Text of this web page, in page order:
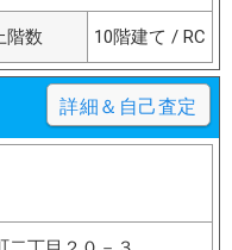
階数 10階建て / RC
詳細＆自己査定